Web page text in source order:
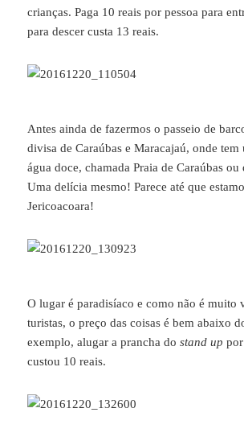
crianças. Paga 10 reais por pessoa para
para descer custa 13 reais.
Antes ainda de fazermos o passeio de
divisa de Caraúbas e Maracajaú, onde tem
água doce, chamada Praia de Caraúbas ou
Uma delícia mesmo! Parece até que
Jericoacoara!
O lugar é paradisíaco e como não é muito
turistas, o preço das coisas é bem abaixo
exemplo, alugar a prancha dostand up
custou 10 reais.